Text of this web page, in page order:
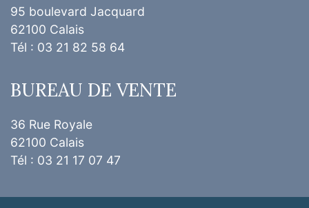
95 boulevard Jacquard
62100 Calais
Tél : 03 21 82 58 64
BUREAU DE VENTE
36 Rue Royale
62100 Calais
Tél : 03 21 17 07 47